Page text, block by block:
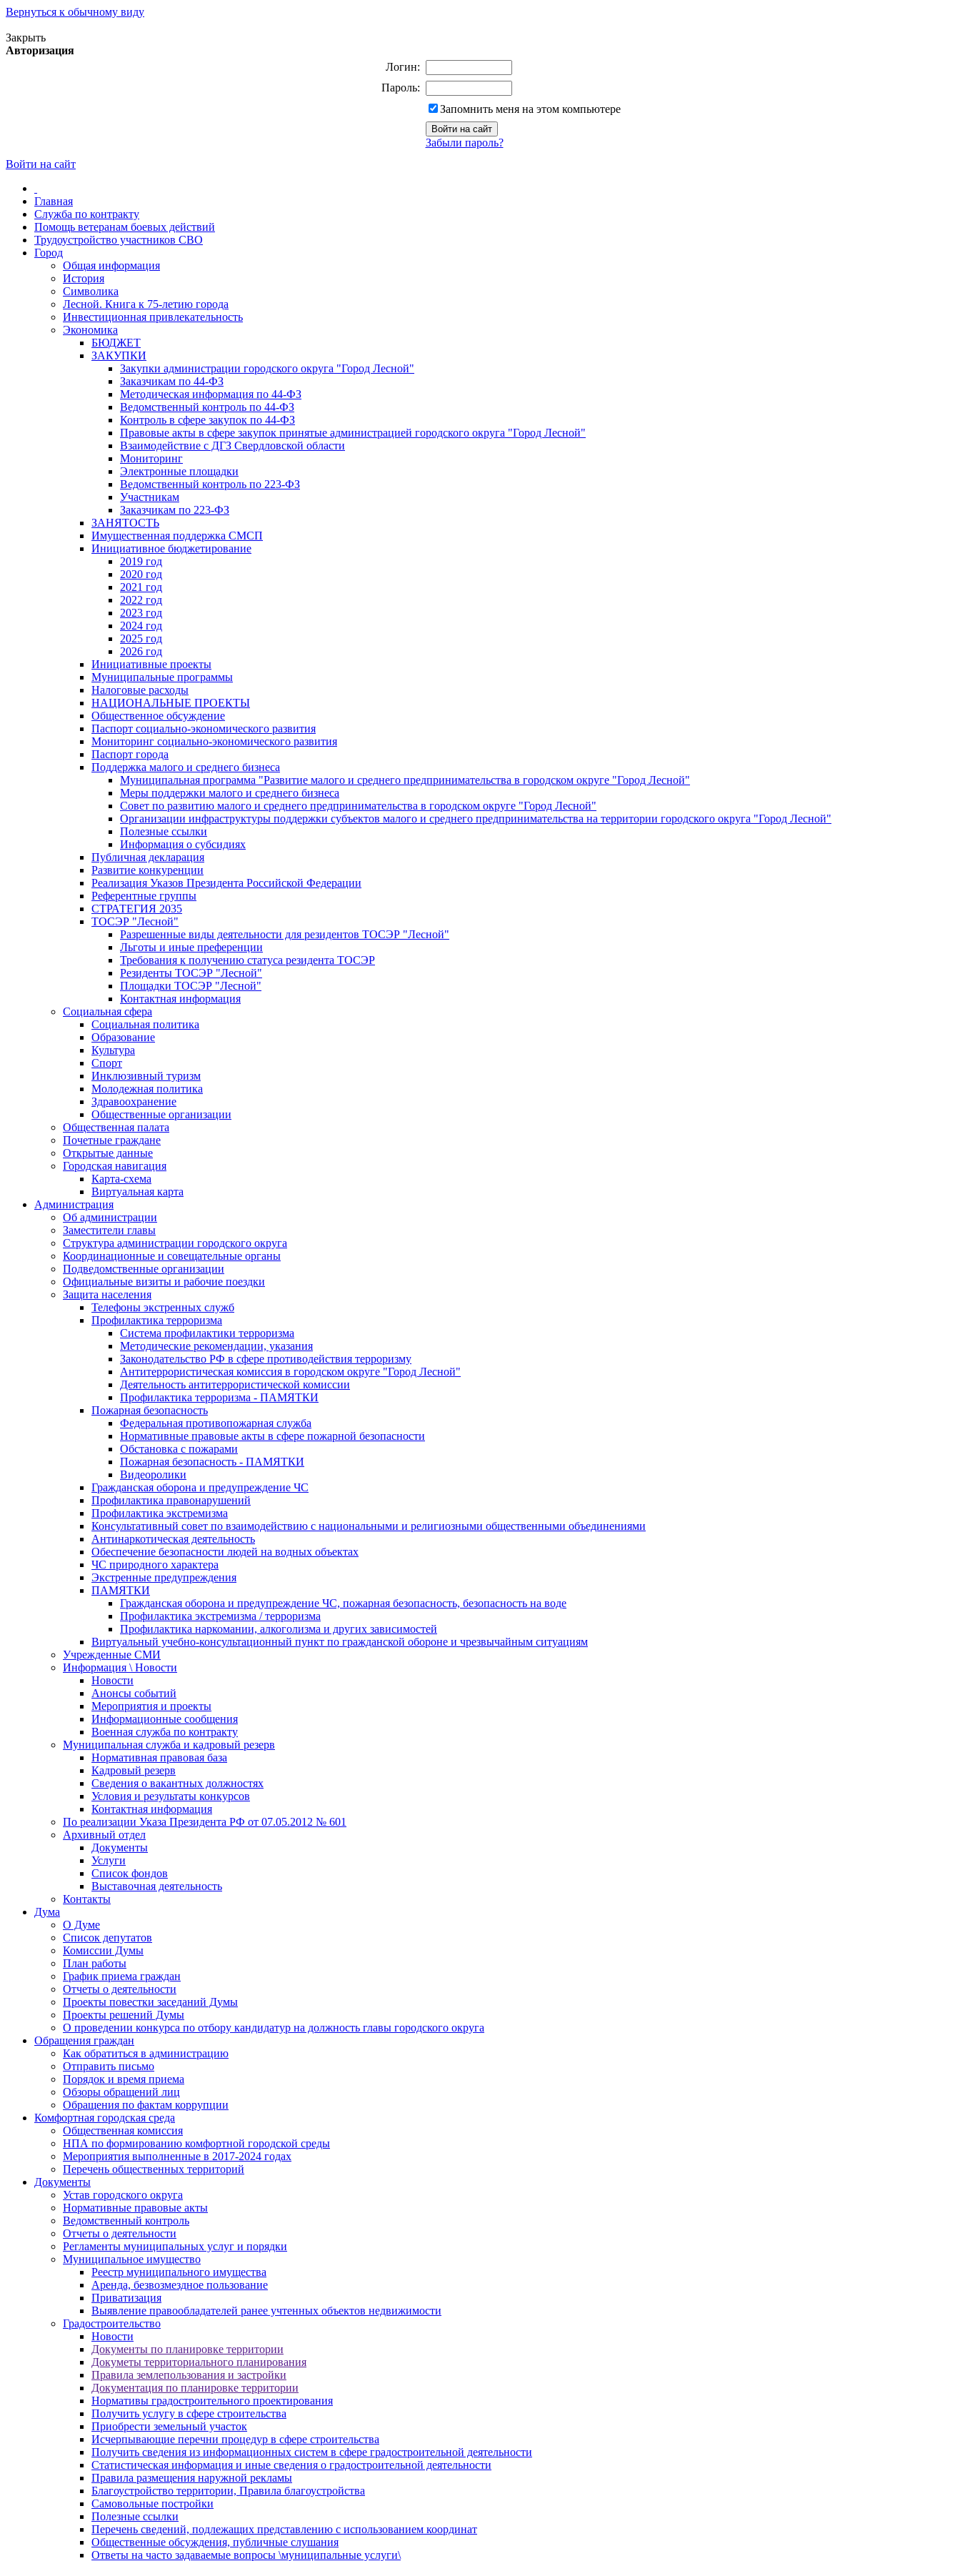
Вернуться к обычному виду
Закрыть
Авторизация
Логин:
Пароль:
Запомнить меня на этом компьютере
Забыли пароль?
Войти на сайт
Главная
Служба по контракту
Помощь ветеранам боевых действий
Трудоустройство участников СВО
Город
Общая информация
История
Символика
Лесной. Книга к 75-летию города
Инвестиционная привлекательность
Экономика
БЮДЖЕТ
ЗАКУПКИ
Закупки администрации городского округа "Город Лесной"
Заказчикам по 44-ФЗ
Методическая информация по 44-ФЗ
Ведомственный контроль по 44-ФЗ
Контроль в сфере закупок по 44-ФЗ
Правовые акты в сфере закупок принятые администрацией городского округа "Город Лесной"
Взаимодействие с ДГЗ Свердловской области
Мониторинг
Электронные площадки
Ведомственный контроль по 223-ФЗ
Участникам
Заказчикам по 223-ФЗ
ЗАНЯТОСТЬ
Имущественная поддержка СМСП
Инициативное бюджетирование
2019 год
2020 год
2021 год
2022 год
2023 год
2024 год
2025 год
2026 год
Инициативные проекты
Муниципальные программы
Налоговые расходы
НАЦИОНАЛЬНЫЕ ПРОЕКТЫ
Общественное обсуждение
Паспорт социально-экономического развития
Мониторинг социально-экономического развития
Паспорт города
Поддержка малого и среднего бизнеса
Муниципальная программа "Развитие малого и среднего предпринимательства в городском округе "Город Лесной"
Меры поддержки малого и среднего бизнеса
Совет по развитию малого и среднего предпринимательства в городском округе "Город Лесной"
Организации инфраструктуры поддержки субъектов малого и среднего предпринимательства на территории городского округа "Город Лесной"
Полезные ссылки
Информация о субсидиях
Публичная декларация
Развитие конкуренции
Реализация Указов Президента Российской Федерации
Референтные группы
СТРАТЕГИЯ 2035
ТОСЭР "Лесной"
Разрешенные виды деятельности для резидентов ТОСЭР "Лесной"
Льготы и иные преференции
Требования к получению статуса резидента ТОСЭР
Резиденты ТОСЭР "Лесной"
Площадки ТОСЭР "Лесной"
Контактная информация
Социальная сфера
Социальная политика
Образование
Культура
Спорт
Инклюзивный туризм
Молодежная политика
Здравоохранение
Общественные организации
Общественная палата
Почетные граждане
Открытые данные
Городская навигация
Карта-схема
Виртуальная карта
Администрация
Об администрации
Заместители главы
Структура администрации городского округа
Координационные и совещательные органы
Подведомственные организации
Официальные визиты и рабочие поездки
Защита населения
Телефоны экстренных служб
Профилактика терроризма
Система профилактики терроризма
Методические рекомендации, указания
Законодательство РФ в сфере противодействия терроризму
Антитеррористическая комиссия в городском округе "Город Лесной"
Деятельность антитеррористической комиссии
Профилактика терроризма - ПАМЯТКИ
Пожарная безопасность
Федеральная противопожарная служба
Нормативные правовые акты в сфере пожарной безопасности
Обстановка с пожарами
Пожарная безопасность - ПАМЯТКИ
Видеоролики
Гражданская оборона и предупреждение ЧС
Профилактика правонарушений
Профилактика экстремизма
Консультативный совет по взаимодействию с национальными и религиозными общественными объединениями
Антинаркотическая деятельность
Обеспечение безопасности людей на водных объектах
ЧС природного характера
Экстренные предупреждения
ПАМЯТКИ
Гражданская оборона и предупреждение ЧС, пожарная безопасность, безопасность на воде
Профилактика экстремизма / терроризма
Профилактика наркомании, алкоголизма и других зависимостей
Виртуальный учебно-консультационный пункт по гражданской обороне и чрезвычайным ситуациям
Учрежденные СМИ
Информация \ Новости
Новости
Анонсы событий
Мероприятия и проекты
Информационные сообщения
Военная служба по контракту
Муниципальная служба и кадровый резерв
Нормативная правовая база
Кадровый резерв
Сведения о вакантных должностях
Условия и результаты конкурсов
Контактная информация
По реализации Указа Президента РФ от 07.05.2012 № 601
Архивный отдел
Документы
Услуги
Список фондов
Выставочная деятельность
Контакты
Дума
О Думе
Список депутатов
Комиссии Думы
План работы
График приема граждан
Отчеты о деятельности
Проекты повестки заседаний Думы
Проекты решений Думы
О проведении конкурса по отбору кандидатур на должность главы городского округа
Обращения граждан
Как обратиться в администрацию
Отправить письмо
Порядок и время приема
Обзоры обращений лиц
Обращения по фактам коррупции
Комфортная городская среда
Общественная комиссия
НПА по формированию комфортной городской среды
Мероприятия выполненные в 2017-2024 годах
Перечень общественных территорий
Документы
Устав городского округа
Нормативные правовые акты
Ведомственный контроль
Отчеты о деятельности
Регламенты муниципальных услуг и порядки
Муниципальное имущество
Реестр муниципального имущества
Аренда, безвозмездное пользование
Приватизация
Выявление правообладателей ранее учтенных объектов недвижимости
Градостроительство
Новости
Документы по планировке территории
Докуметы территориального планирования
Правила землепользования и застройки
Документация по планировке территории
Нормативы градостроительного проектирования
Получить услугу в сфере строительства
Приобрести земельный участок
Исчерпывающие перечни процедур в сфере строительства
Получить сведения из информационных систем в сфере градостроительной деятельности
Статистическая информация и иные сведения о градостроительной деятельности
Правила размещения наружной рекламы
Благоустройство территории, Правила благоустройства
Самовольные постройки
Полезные ссылки
Перечень сведений, подлежащих представлению с использованием координат
Общественные обсуждения, публичные слушания
Ответы на часто задаваемые вопросы \муниципальные услуги\